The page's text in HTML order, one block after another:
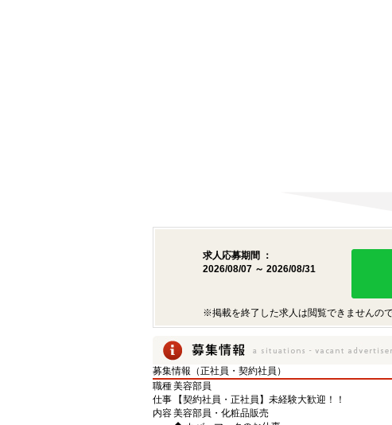
求人応募期間 ：
2026/08/07 ～ 2026/08/31
※掲載を終了した求人は閲覧できませんの
募集情報（正社員・契約社員）
職種美容部員
仕事
内容
【契約社員・正社員】未経験大歓迎！！
美容部員・化粧品販売